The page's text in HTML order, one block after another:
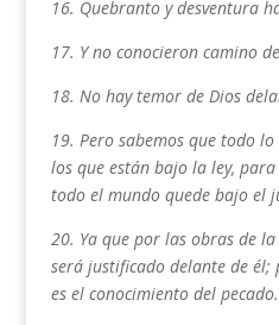
16. Quebranto y desventura
17. Y no conocieron camino
18. No hay temor de Dios
19. Pero sabemos que todo
los que están bajo la ley,
todo el mundo quede bajo el
20. Ya que por las obras de
será justificado delante de
es el conoci­miento del pecado.